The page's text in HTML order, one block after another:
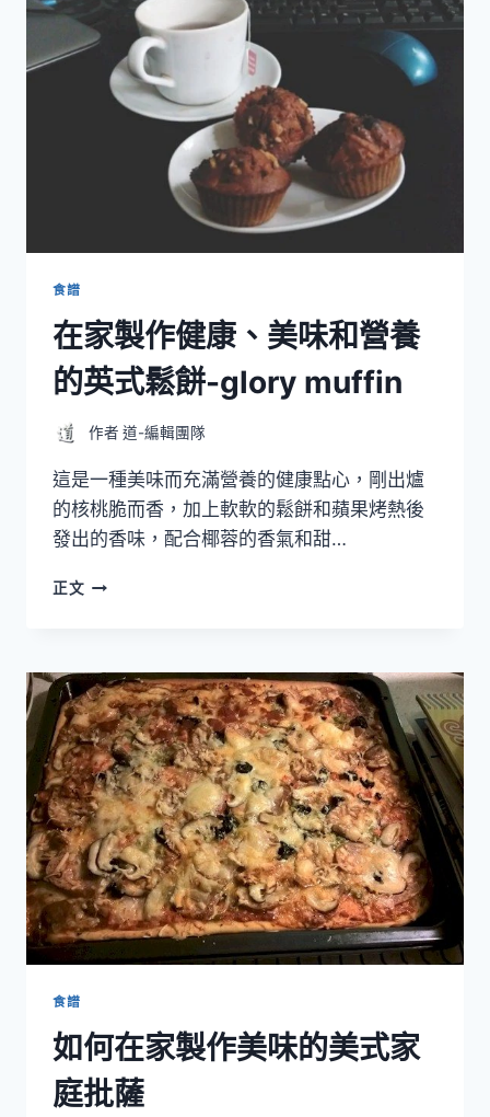
餅
食譜
在家製作健康、美味和營養
的英式鬆餅-glory muffin
作者 道-編輯團隊
這是一種美味而充滿營養的健康點心，剛出爐
的核桃脆而香，加上軟軟的鬆餅和蘋果烤熱後
發出的香味，配合椰蓉的香氣和甜…
正文在
健
康、
美
味
和
營
養
的
英
式
鬆
餅-
GLORY
食譜
如何在家製作美味的美式家
庭批薩